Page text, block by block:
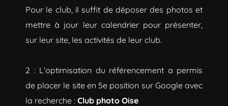
Pour le club, il suffit de déposer des photos et
mettre à jour leur calendrier pour présenter,
sur leur site, les activités de leur club.
2 : L’optimisation du référencement a permis
de placer le site en 5e position sur Google avec
la recherche : Club photo Oise